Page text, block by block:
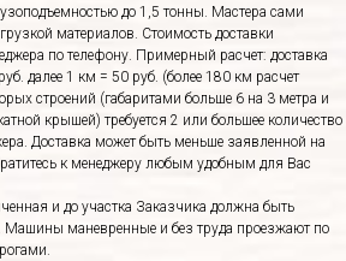
до 1,5 тонны. Мастера сами
материалов. Стоимость доставки
по телефону. Примерный расчет: доставка
далее 1 км = 50 руб. (более 180 км расчет
строений (габаритами больше 6 на 3 метра и
крышей) требуется 2 или большее количество
Доставка может быть меньше заявленной на
к менеджеру любым удобным для Вас
и до участка Заказчика должна быть
Машины маневренные и без труда проезжают по